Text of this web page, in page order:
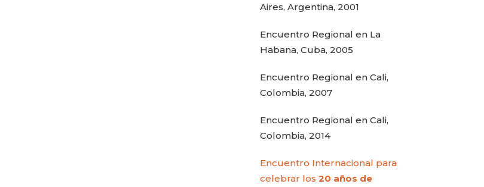
Aires, Argentina, 2001
Encuentro Regional en La
Habana, Cuba, 2005
Encuentro Regional en Cali,
Colombia, 2007
Encuentro Regional en Cali,
Colombia, 2014
Encuentro Internacional para
celebrar los20 años de